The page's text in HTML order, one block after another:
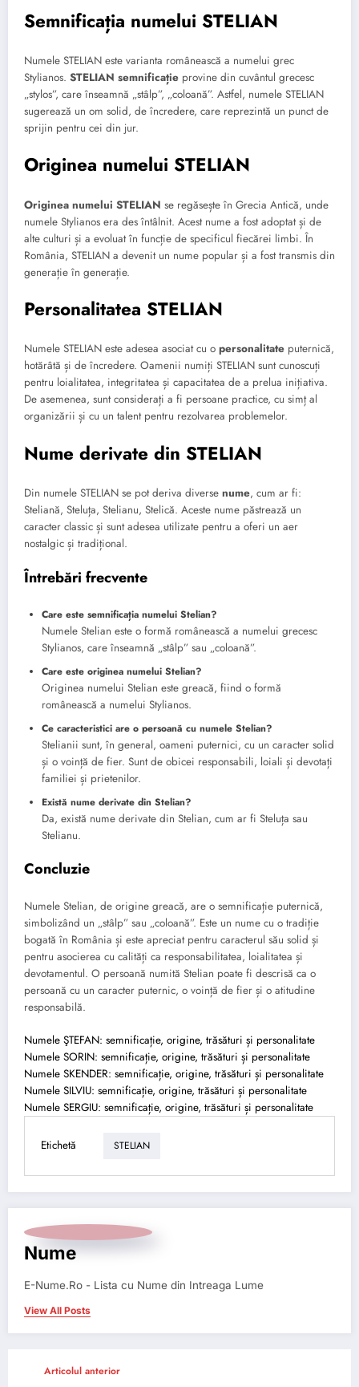
Semnificația numelui STELIAN
Numele STELIAN este varianta românească a numelui grec
Stylianos. STELIAN semnificație provine din cuvântul grecesc
„stylos”, care înseamnă „stâlp”, „coloană”. Astfel, numele STELIAN
sugerează un om solid, de încredere, care reprezintă un punct de
sprijin pentru cei din jur.
Originea numelui STELIAN
Originea numelui STELIAN se regăsește în Grecia Antică, unde
numele Stylianos era des întâlnit. Acest nume a fost adoptat și de
alte culturi și a evoluat în funcție de specificul fiecărei limbi. În
România, STELIAN a devenit un nume popular și a fost transmis din
generație în generație.
Personalitatea STELIAN
Numele STELIAN este adesea asociat cu o personalitate puternică,
hotărâtă și de încredere. Oamenii numiți STELIAN sunt cunoscuți
pentru loialitatea, integritatea și capacitatea de a prelua inițiativa.
De asemenea, sunt considerați a fi persoane practice, cu simț al
organizării și cu un talent pentru rezolvarea problemelor.
Nume derivate din STELIAN
Din numele STELIAN se pot deriva diverse nume, cum ar fi:
Steliană, Steluța, Stelianu, Stelică. Aceste nume păstrează un
caracter classic și sunt adesea utilizate pentru a oferi un aer
nostalgic și tradițional.
Întrebări frecvente
Care este semnificația numelui Stelian?
Numele Stelian este o formă românească a numelui grecesc
Stylianos, care înseamnă „stâlp” sau „coloană”.
Care este originea numelui Stelian?
Originea numelui Stelian este greacă, fiind o formă
românească a numelui Stylianos.
Ce caracteristici are o persoană cu numele Stelian?
Stelianii sunt, în general, oameni puternici, cu un caracter solid
și o voință de fier. Sunt de obicei responsabili, loiali și devotați
familiei și prietenilor.
Există nume derivate din Stelian?
Da, există nume derivate din Stelian, cum ar fi Steluța sau
Stelianu.
Concluzie
Numele Stelian, de origine greacă, are o semnificație puternică,
simbolizând un „stâlp” sau „coloană”. Este un nume cu o tradiție
bogată în România și este apreciat pentru caracterul său solid și
pentru asocierea cu calități ca responsabilitatea, loialitatea și
devotamentul. O persoană numită Stelian poate fi descrisă ca o
persoană cu un caracter puternic, o voință de fier și o atitudine
responsabilă.
Numele ŞTEFAN: semnificație, origine, trăsături și personalitate
Numele SORIN: semnificație, origine, trăsături și personalitate
Numele SKENDER: semnificație, origine, trăsături și personalitate
Numele SILVIU: semnificație, origine, trăsături și personalitate
Numele SERGIU: semnificație, origine, trăsături și personalitate
Etichetă STELIAN
Nume
E-Nume.Ro - Lista cu Nume din Intreaga Lume
View All Posts
Articolul anterior